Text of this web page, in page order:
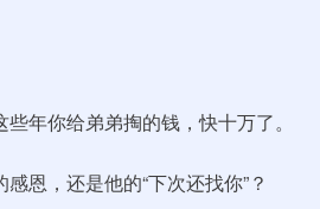
年你给弟弟掏的钱，快十万了。
恩，还是他的“下次还找你”？